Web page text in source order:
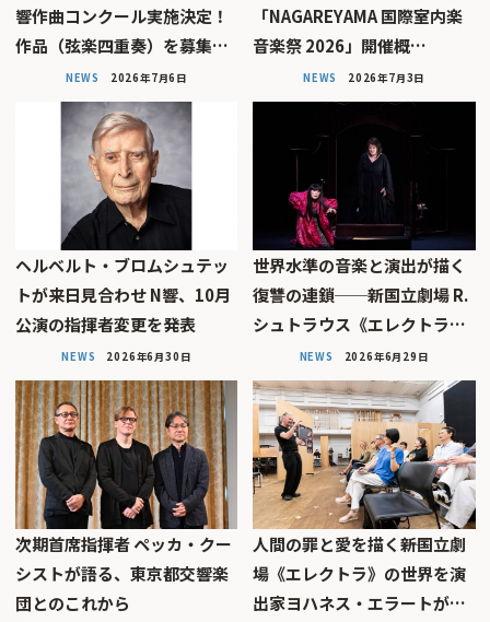
響作曲コンクール実施決定！
作品（弦楽四重奏）を募集…
NEWS 2026年7月6日
「NAGAREYAMA 国際室内楽
音楽祭 2026」開催概…
NEWS 2026年7月3日
ヘルベルト・ブロムシュテッ
トが来日見合わせ N響、10月
公演の指揮者変更を発表
NEWS 2026年6月30日
世界水準の音楽と演出が描く
復讐の連鎖──新国立劇場 R.
シュトラウス《エレクトラ…
NEWS 2026年6月29日
次期首席指揮者 ペッカ・クー
シストが語る、東京都交響楽
団とのこれから
人間の罪と愛を描く――新国立劇
場《エレクトラ》の世界を演
出家ヨハネス・エラートが…